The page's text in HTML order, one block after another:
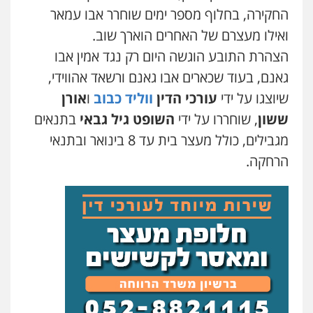
משרד עורכי דין טאי שרקי
פלילי אסירים תעבורה מרב"ד
0547556464
עו"ד אילן אלימלך
פלילי פשיעה חמורה תעבורה אסירים
0522992110
עו"ד שאדי נאטור
פלילי פשיעה חמורה מעצרים וחקירות
0509230800
משרד עורכי דין פארס פלאח
פלילי צבאי צווארון לבן והונאה
0549911449
החקירה, בחלוף מספר ימים שוחרר אבו עמאר
ואילו מעצרם של האחרים הוארך שוב.
הצהרת התובע הוגשה היום רק נגד אמין אבו
גאנם, בעוד שכארים אבו גאנם ורשאד אהווידי,
שיוצגו על ידי עורכי הדין ווליד כבוב ואורן
ששון, שוחררו על ידי השופט גיל גבאי בתנאים
מגבילים, כולל מעצר בית עד 8 בינואר ובתנאי
הרחקה.